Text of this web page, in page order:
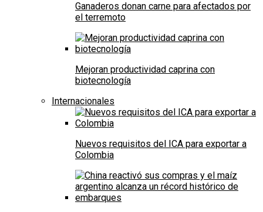
Ganaderos donan carne para afectados por
el terremoto
Mejoran productividad caprina con
biotecnología
Internacionales
Nuevos requisitos del ICA para exportar a
Colombia